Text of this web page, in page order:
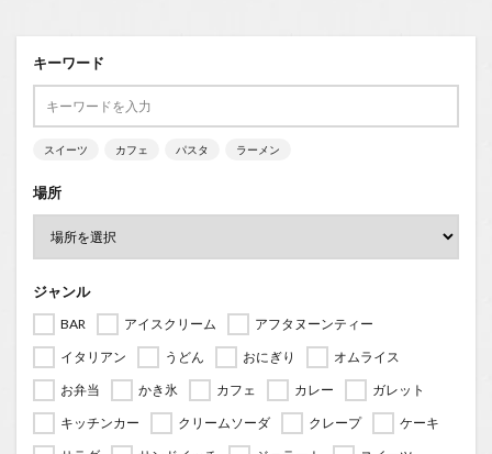
キーワード
スイーツ カフェ パスタ ラーメン
場所
ジャンル
BAR アイスクリーム
アフタヌーンティー
イタリアン
うどん おにぎり
オムライス
お弁当
かき氷 カフェ カレー
ガレット
キッチンカー
クリームソーダ クレープ
ケーキ